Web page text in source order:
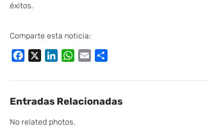
éxitos.
Comparte esta noticia:
Facebook LinkedInWhatsApp
Email
Entradas Relacionadas
No related photos.